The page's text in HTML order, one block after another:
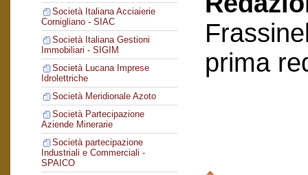
Società Italiana Acciaierie
Cornigliano - SIAC
Società Italiana Gestioni
Immobiliari - SIGIM
Società Lucana Imprese
Idrolettriche
Società Meridionale Azoto
Società Partecipazione
Aziende Minerarie
Società partecipazione
Industriali e Commerciali -
SPAICO
prima